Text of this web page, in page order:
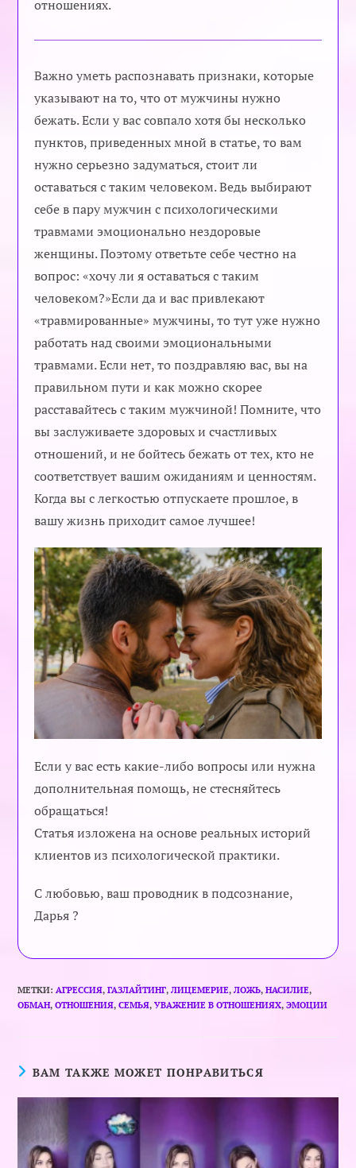
отношениях.
Важно уметь распознавать признаки, которые
указывают на то, что от мужчины нужно
бежать. Если у вас совпало хотя бы несколько
пунктов, приведенных мной в статье, то вам
нужно серьезно задуматься, стоит ли
оставаться с таким человеком. Ведь выбирают
себе в пару мужчин с психологическими
травмами эмоционально нездоровые
женщины. Поэтому ответьте себе честно на
вопрос: «хочу ли я оставаться с таким
человеком?»Если да и вас привлекают
«травмированные» мужчины, то тут уже нужно
работать над своими эмоциональными
травмами. Если нет, то поздравляю вас, вы на
правильном пути и как можно скорее
расставайтесь с таким мужчиной! Помните, что
вы заслуживаете здоровых и счастливых
отношений, и не бойтесь бежать от тех, кто не
соответствует вашим ожиданиям и ценностям.
Когда вы с легкостью отпускаете прошлое, в
вашу жизнь приходит самое лучшее!
Если у вас есть какие-либо вопросы или нужна
дополнительная помощь, не стесняйтесь
обращаться!
Статья изложена на основе реальных историй
клиентов из психологической практики.
С любовью, ваш проводник в подсознание,
Дарья ?
МЕТКИ:АГРЕССИЯ, ГАЗЛАЙТИНГ, ЛИЦЕМЕРИЕ, ЛОЖЬ, НАСИЛИЕ,
ОБМАН, ОТНОШЕНИЯ, СЕМЬЯ, УВАЖЕНИЕ В ОТНОШЕНИЯХ, ЭМОЦИИ
ВАМ ТАКЖЕ МОЖЕТ ПОНРАВИТЬСЯ